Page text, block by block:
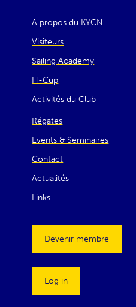
A propos du KYCN
Visiteurs
Sailing Academy
H-Cup
Activités du Club
Régates
Events & Seminaires
Contact
Actualités
Links
Devenir membre
Log in